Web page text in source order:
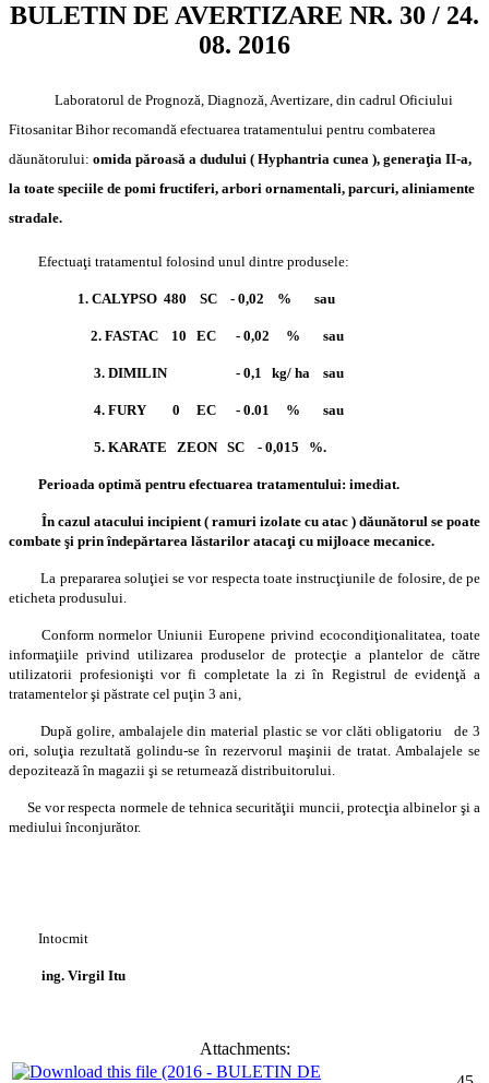
BULETIN DE AVERTIZARE NR. 30 / 24.
08. 2016
Laboratorul de Prognoză, Diagnoză, Avertizare, din cadrul Oficiului
Fitosanitar Bihor recomandă efectuarea tratamentului pentru combaterea
dăunătorului: omida păroasă a dudului ( Hyphantria cunea ), generaţia II-a,
la toate speciile de pomi fructiferi, arbori ornamentali, parcuri, aliniamente
stradale.
Efectuaţi tratamentul folosind unul dintre produsele:
1. CALYPSO 480 SC - 0,02 % sau
FASTAC 10 EC - 0,02 % sau
3. DIMILIN - 0,1 kg/ ha sau
4. FURY 0 EC - 0.01 % sau
5. KARATE ZEON SC - 0,015 %.
Perioada optimă pentru efectuarea tratamentului: imediat.
cazul atacului incipient ( ramuri izolate cu atac ) dăunătorul se poate
combate şi prin îndepărtarea lăstarilor atacaţi cu mijloace mecanice.
La prepararea soluţiei se vor respecta toate instrucţiunile de folosire, de pe
eticheta produsului.
Conform normelor Uniunii Europene privind ecocondiţionalitatea, toate
informaţiile privind utilizarea produselor de protecţie a plantelor de către
utilizatorii profesionişti vor fi completate la zi în Registrul de evidenţă a
tratamentelor şi păstrate cel puţin 3 ani,
După golire, ambalajele din material plastic se vor clăti obligatoriu de 3
ori, soluţia rezultată golindu-se în rezervorul maşinii de tratat. Ambalajele se
depozitează în magazii şi se returnează distribuitorului.
Se vor respecta normele de tehnica securităţii muncii, protecţia albinelor şi a
mediului înconjurător.
Intocmit
ing. Virgil Itu
Attachments: